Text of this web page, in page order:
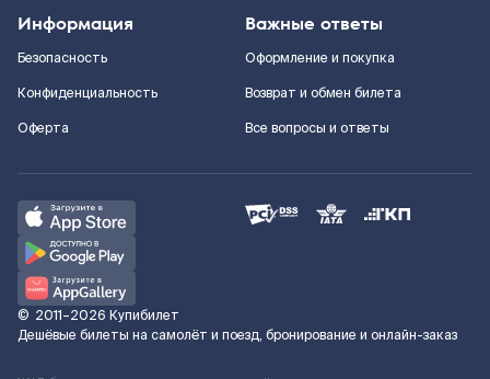
Информация
Безопасность
Конфиденциальность
Оферта
Важные ответы
Оформление и покупка
Возврат и обмен билета
Все вопросы и ответы
© 2011–2026 Купибилет
Дешёвые билеты на самолёт и поезд, бронирование и онлайн-заказ